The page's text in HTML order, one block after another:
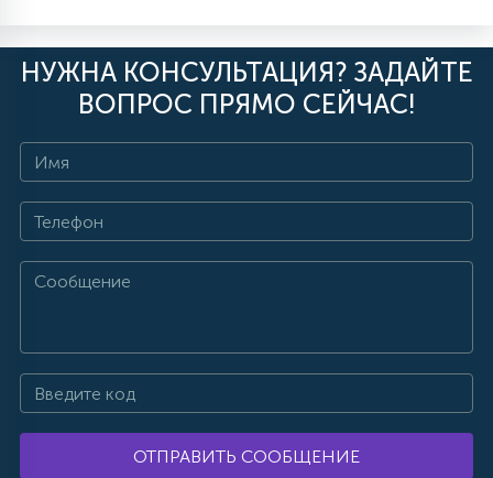
НУЖНА КОНСУЛЬТАЦИЯ? ЗАДАЙТЕ
ВОПРОС ПРЯМО СЕЙЧАС!
ОТПРАВИТЬ СООБЩЕНИЕ